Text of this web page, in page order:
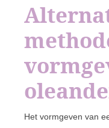
Het vormgeven van